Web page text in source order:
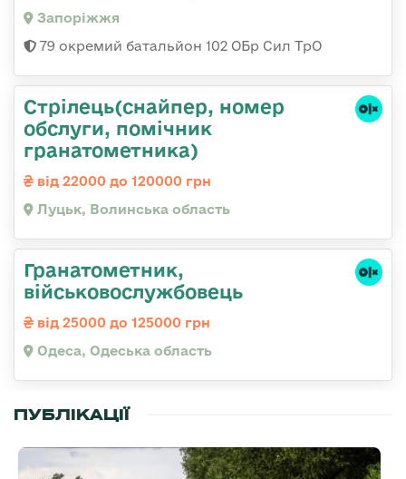
Запоріжжя
79 окремий батальйон 102 ОБр Сил ТрО
Стрілець(снайпер, номер
обслуги, помічник
гранатометника)
від 22000 до 120000 грн
Луцьк, Волинська область
Гранатометник,
військовослужбовець
від 25000 до 125000 грн
Одеса, Одеська область
ПУБЛІКАЦІЇ